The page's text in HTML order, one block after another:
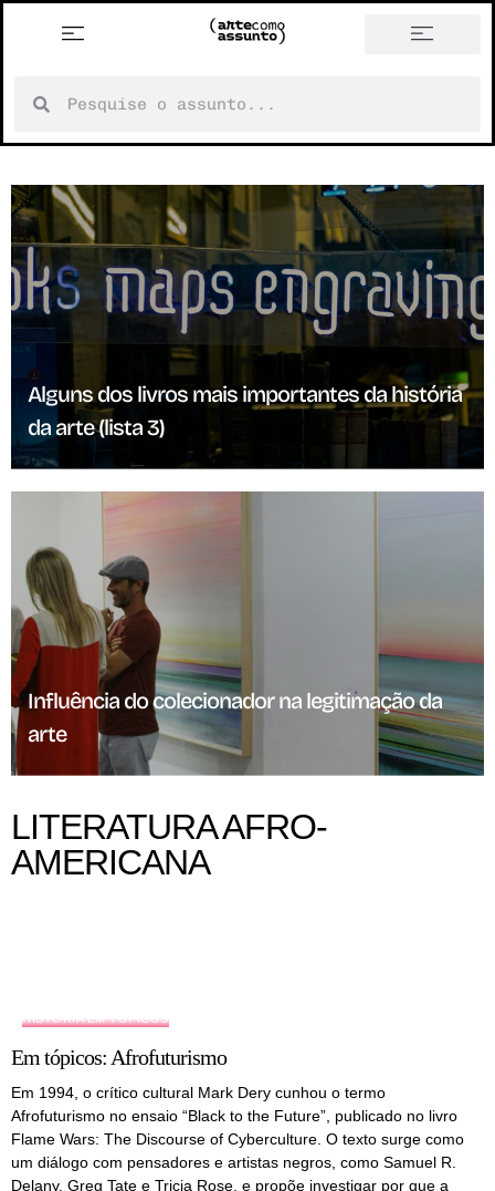
Alguns dos livros mais importantes da história
da arte (lista 3)
Influência do colecionador na legitimação da
arte
LITERATURA AFRO-
AMERICANA
HISTÓRIA EM TÓPICOS
Em tópicos: Afrofuturismo
Em 1994, o crítico cultural Mark Dery cunhou o termo
Afrofuturismo no ensaio “Black to the Future”, publicado no livro
Flame Wars: The Discourse of Cyberculture. O texto surge como
um diálogo com pensadores e artistas negros, como Samuel R.
Delany, Greg Tate e Tricia Rose, e propõe investigar por que a